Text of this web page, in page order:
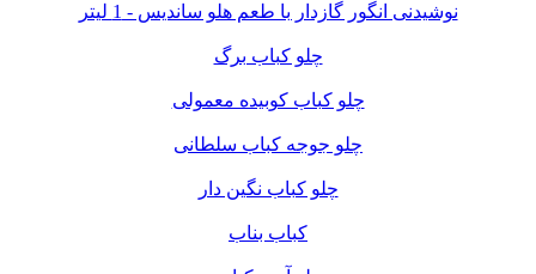
نوشیدنی انگور گازدار با طعم هلو ساندیس - 1 لیتر
چلو کباب برگ
چلو کباب کوبیده معمولی
چلو جوجه کباب سلطانی
چلو کباب نگین دار
کباب بناب